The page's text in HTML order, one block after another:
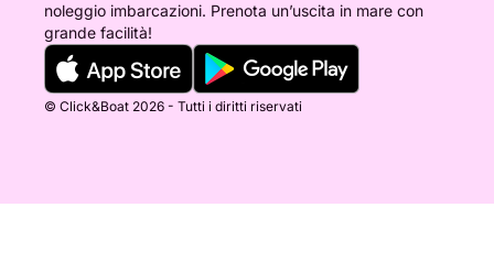
noleggio imbarcazioni. Prenota un’uscita in mare con
grande facilità!
© Click&Boat 2026 - Tutti i diritti riservati